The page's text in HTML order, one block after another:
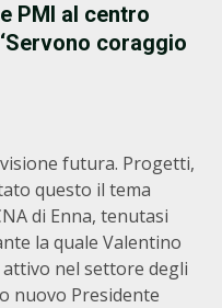
PMI al centro
coraggio
futura. Progetti,
questo il tema
di Enna, tenutasi
la quale Valentino
nel settore degli
nuovo Presidente